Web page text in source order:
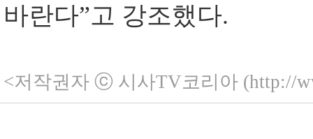
바란다”고 강조했다.
<저작권자 ⓒ 시사TV코리아 (http://